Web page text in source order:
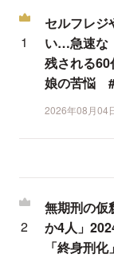
セルフレジ
い…急速な
残される60
娘の苦悩
2026年08月04
無期刑の仮
か4人」
「終身刑